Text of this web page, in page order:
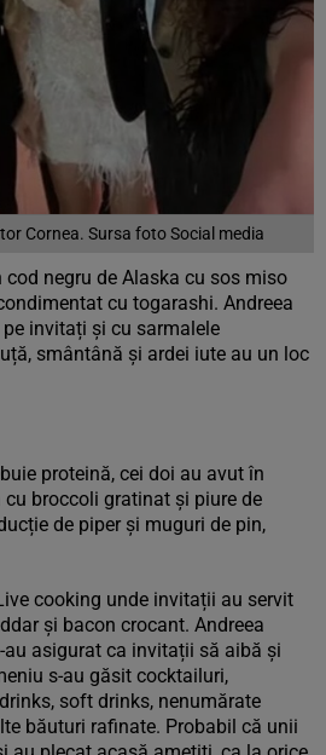
Cornea. Sursa foto Social media
cod negru de Alaska cu sos miso
cu togarashi. Andreea
invitați și cu sarmalele
smântână și ardei iute au un loc
proteină, cei doi au avut în
broccoli gratinat și piure de
de piper și muguri de pin,
cooking unde invitații au servit
și bacon crocant. Andreea
au asigurat ca invitații să aibă și
s-au găsit cocktailuri,
soft drinks, nenumărate
băuturi rafinate. Probabil că unii